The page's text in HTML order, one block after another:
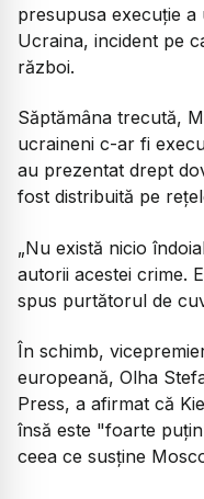
presupusa execuție
Ucraina, incident pe
război.
Săptămâna trecută,
ucraineni c-ar fi
au prezentat drept
fost distribuită pe
„Nu există nicio
autorii acestei crime.
spus purtătorul de
În schimb,
europeană, Olha
Press, a afirmat că
însă este "foarte
ceea ce susţine